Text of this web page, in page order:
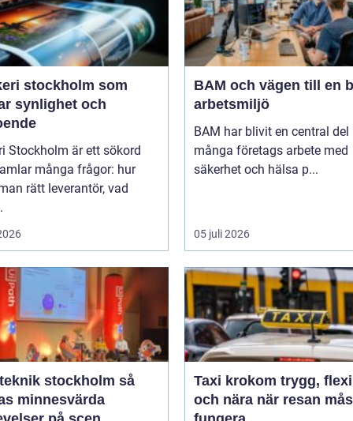
stockholm som
synlighet och
Stockholm är ett sökord
många frågor: hur
rätt leverantör, vad
BAM och vägen till en
arbetsmiljö
BAM har blivit en central del
många företags arbete med
säkerhet och hälsa p...
05 juli 2026
stockholm så
minnesvärda
Taxi krokom trygg, flexibel
och nära när resan